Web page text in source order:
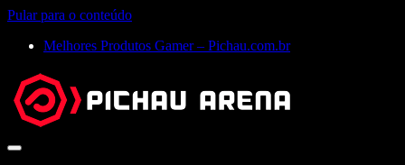
Pular para o conteúdo
Melhores Produtos Gamer – Pichau.com.br
Abrir